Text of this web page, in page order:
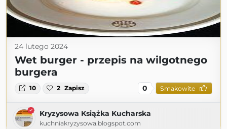
24 lutego 2024
Wet burger - przepis na wilgotnego
burgera
10 2 Zapisz 0 Smakowite
Kryzysowa Książka Kucharska
kuchniakryzysowa.blogspot.com